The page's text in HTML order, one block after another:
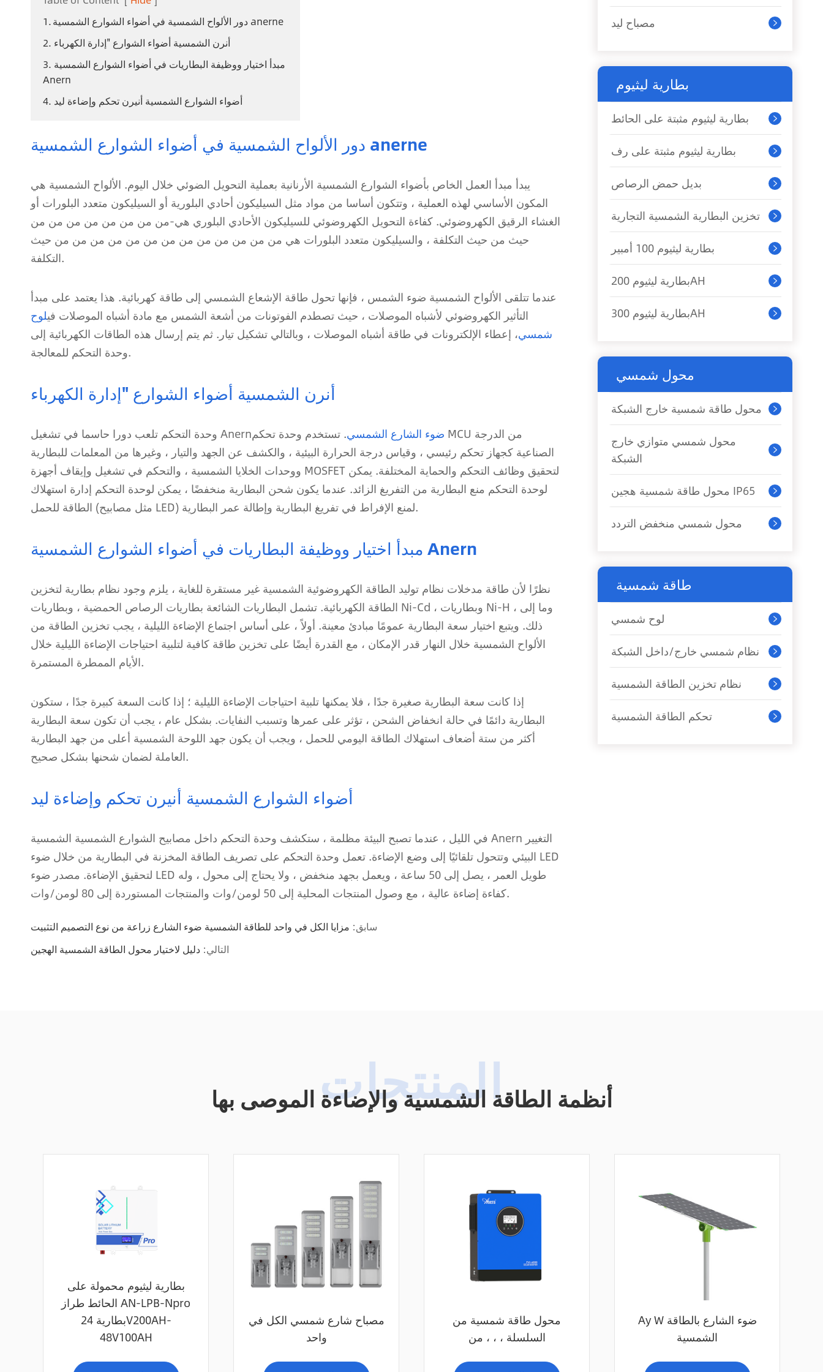
1. دور الألواح الشمسية في أضواء الشوارع الشمسية anerne
2. أنرن الشمسية أضواء الشوارع "إدارة الكهرباء
3. مبدأ اختيار ووظيفة البطاريات في أضواء الشوارع الشمسية
Anern
4. أضواء الشوارع الشمسية أنيرن تحكم وإضاءة ليد
دور الألواح الشمسية في أضواء الشوارع الشمسية anerne
يبدأ مبدأ العمل الخاص بأضواء الشوارع الشمسية الأرنانية بعملية التحويل الضوئي خلال اليوم. الألواح الشمسية هي
المكون الأساسي لهذه العملية ، وتتكون أساسا من مواد مثل السيليكون أحادي البلورية أو السيليكون متعدد البلورات أو
الغشاء الرقيق الكهروضوئي. كفاءة التحويل الكهروضوئي للسيليكون الأحادي البلوري هي-من من من من من من من من
حيث من حيث التكلفة ، والسيليكون متعدد البلورات هي من من من من من من من من من من من من من حيث
التكلفة.
عندما تتلقى الألواح الشمسية ضوء الشمس ، فإنها تحول طاقة الإشعاع الشمسي إلى طاقة كهربائية. هذا يعتمد على مبدأ
التأثير الكهروضوئي لأشباه الموصلات ، حيث تصطدم الفوتونات من أشعة الشمس مع مادة أشباه الموصلات فيلوح
شمسي، إعطاء الإلكترونات في طاقة أشباه الموصلات ، وبالتالي تشكيل تيار. ثم يتم إرسال هذه الطاقات الكهربائية إلى
وحدة التحكم للمعالجة.
أنرن الشمسية أضواء الشوارع "إدارة الكهرباء
وحدة التحكم تلعب دورا حاسما في تشغيل Anern ضوء الشارع الشمسي. تستخدم وحدة تحكم MCU من الدرجة
الصناعية كجهاز تحكم رئيسي ، وقياس درجة الحرارة البيئية ، والكشف عن الجهد والتيار ، وغيرها من المعلمات للبطارية
ووحدات الخلايا الشمسية ، والتحكم في تشغيل وإيقاف أجهزة MOSFET لتحقيق وظائف التحكم والحماية المختلفة. يمكن
لوحدة التحكم منع البطارية من التفريغ الزائد. عندما يكون شحن البطارية منخفضًا ، يمكن لوحدة التحكم إدارة استهلاك
الطاقة للحمل (مثل مصابيح LED) لمنع الإفراط في تفريغ البطارية وإطالة عمر البطارية.
مبدأ اختيار ووظيفة البطاريات في أضواء الشوارع الشمسية Anern
نظرًا لأن طاقة مدخلات نظام توليد الطاقة الكهروضوئية الشمسية غير مستقرة للغاية ، يلزم وجود نظام بطارية لتخزين
الطاقة الكهربائية. تشمل البطاريات الشائعة بطاريات الرصاص الحمضية ، وبطاريات Ni-Cd ، وبطاريات Ni-H ، وما إلى
ذلك. ويتبع اختيار سعة البطارية عمومًا مبادئ معينة. أولاً ، على أساس اجتماع الإضاءة الليلية ، يجب تخزين الطاقة من
الألواح الشمسية خلال النهار قدر الإمكان ، مع القدرة أيضًا على تخزين طاقة كافية لتلبية احتياجات الإضاءة الليلية خلال
الأيام الممطرة المستمرة.
إذا كانت سعة البطارية صغيرة جدًا ، فلا يمكنها تلبية احتياجات الإضاءة الليلية ؛ إذا كانت السعة كبيرة جدًا ، ستكون
البطارية دائمًا في حالة انخفاض الشحن ، تؤثر على عمرها وتسبب النفايات. بشكل عام ، يجب أن تكون سعة البطارية
أكثر من ستة أضعاف استهلاك الطاقة اليومي للحمل ، ويجب أن يكون جهد اللوحة الشمسية أعلى من جهد البطارية
العاملة لضمان شحنها بشكل صحيح.
أضواء الشوارع الشمسية أنيرن تحكم وإضاءة ليد
في الليل ، عندما تصبح البيئة مظلمة ، ستكشف وحدة التحكم داخل مصابيح الشوارع الشمسية الشمسية Anern التغيير
البيئي وتتحول تلقائيًا إلى وضع الإضاءة. تعمل وحدة التحكم على تصريف الطاقة المخزنة في البطارية من خلال ضوء LED
لتحقيق الإضاءة. مصدر ضوء LED طويل العمر ، يصل إلى 50 ساعة ، ويعمل بجهد منخفض ، ولا يحتاج إلى محول ، وله
كفاءة إضاءة عالية ، مع وصول المنتجات المحلية إلى 50 لومن/وات والمنتجات المستوردة إلى 80 لومن/وات.
سابق: مزايا الكل في واحد للطاقة الشمسية ضوء الشارع زراعة من نوع التصميم التثبيت
التالي: دليل لاختيار محول الطاقة الشمسية الهجين
مصباح ليد 
بطارية ليثيوم
بطارية ليثيوم مثبتة على الحائط 
بطارية ليثيوم مثبتة على رف 
بديل حمض الرصاص 
تخزين البطارية الشمسية التجارية 
بطارية ليثيوم 100 أمبير 
بطارية ليثيوم 200AH 
بطارية ليثيوم 300AH 
محول شمسي
محول طاقة شمسية خارج الشبكة 
محول شمسي متوازي خارج
الشبكة

محول طاقة شمسية هجين IP65 
محول شمسي منخفض التردد 
طاقة شمسية
لوح شمسي 
نظام شمسي خارج/داخل الشبكة 
نظام تخزين الطاقة الشمسية 
تحكم الطاقة الشمسية 
أنظمة الطاقة الشمسية والإضاءة الموصى بها
بطارية ليثيوم محمولة على
الحائط طراز AN-LPB-Npro
بطارية 24V200AH-
48V100AH
مصباح شارع شمسي الكل في
واحد
محول طاقة شمسية من
السلسلة ، ، ، من
Ay W ضوء الشارع بالطاقة
الشمسية